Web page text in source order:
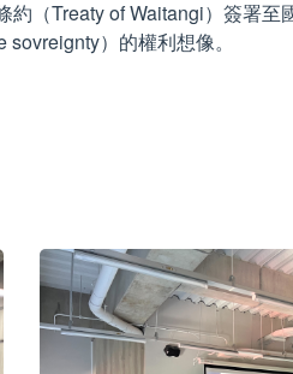
（Treaty of Waitangi）簽署至
）的權利想像。